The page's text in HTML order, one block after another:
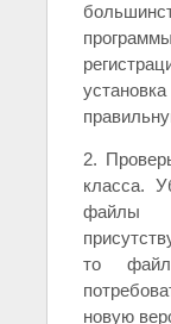
2.
класса.
файлы
то
новую